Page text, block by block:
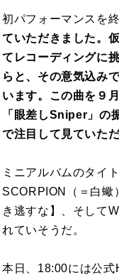
初パフォーマンスを
ていただきました。
てレコーディングに
らと、その意気込み
います。この曲を９
「眼差しSniper」の
で注目して見ていた
ミニアルバムのタイ
SCORPION（＝白蠍
き逃すな】、そして
れていそうだ。
本日、18:00には公式